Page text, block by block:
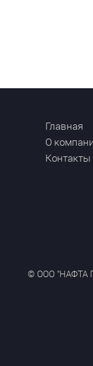
Главная
О
Контакты
© ООО "НАФТА